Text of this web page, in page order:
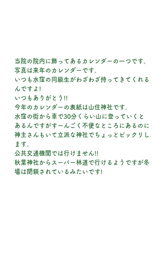
当院の院内に飾ってあるカレンダーの一つです。
写真は来年のカレンダーです。
いつも水窪の同級生がわざわざ持ってきてくれる
んですよ!
いつもありがとう!!
今年のカレンダーの表紙は山住神社です。
水窪の街から車で30分くらい山に登っていくと
あるんですがすーんごく不便なところにあるのに
神主さんもいて立派な神社でちょっとビックリし
ます。
公共交通機関では行けません!!
秋葉神社からスーパー林道で行けるようですが冬
場は閉鎖されているみたいです!